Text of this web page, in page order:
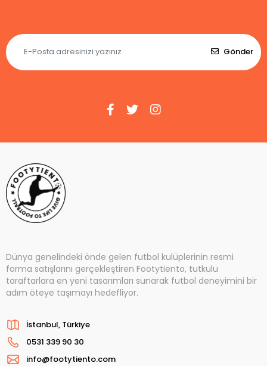
Gönder
Dünya genelindeki önde gelen futbol kulüplerinin resmi
forma satışlarını gerçekleştiren Footytiento, tutkulu
taraftarlara en yeni tasarımları sunarak futbol deneyimini bir
adım öteye taşımayı hedefliyor.
İstanbul, Türkiye
0531 339 90 30
info@footytiento.com